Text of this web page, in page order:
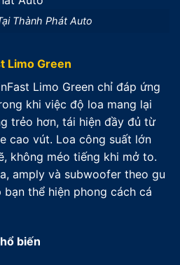
Thành Phát Auto
Limo Green
Limo Green chỉ đáp ứng
khi việc độ loa mang lại
trẻo hơn, tái hiện đầy đủ từ
cao vút. Loa công suất lớn
không méo tiếng khi mở to.
amply và subwoofer theo gu
thể hiện phong cách cá
biến